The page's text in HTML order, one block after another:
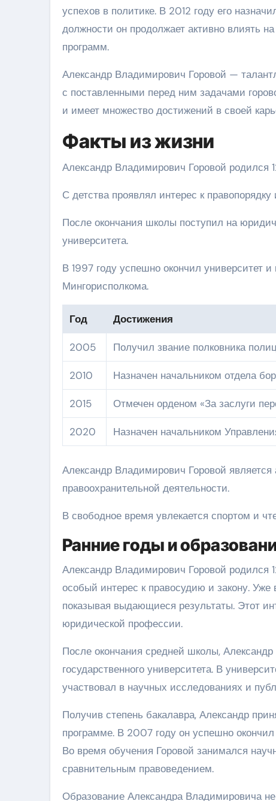
успехов в политике. В 2012 году его
должности он продолжает активно влиять
программ.
Александр Владимирович Горовой —
с поставленными перед ним задачами
и имеет множество достижений в своей
Факты из жизни
Александр Владимирович Горовой родился
С детства проявлял интерес к
После окончания школы поступил на
университета.
В 1997 году успешно окончил университет
Мингорисполкома.
Год Достижения
2005 Получил звание полковника
2010 Назначен начальником отдела
2015 Отмечен орденом «За заслуги
2020 Назначен начальником
Александр Владимирович Горовой
правоохранительной деятельности.
В свободное время увлекается спортом и
Ранние годы и
Александр Владимирович Горовой родился
особый интерес к правосудию и закону.
показывая выдающиеся результаты. Этот
юридической профессии.
После окончания средней школы,
государственного университета. В
участвовал в научных исследованиях и
Получив степень бакалавра, Александр
программе. В 2007 году он успешно
Во время обучения Горовой занимался
сравнительным правоведением.
Образование Александра Владимировича